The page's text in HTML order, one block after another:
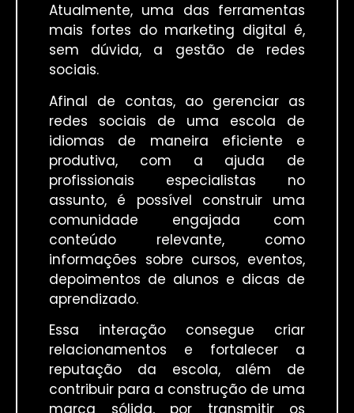
Atualmente, uma das ferramentas
mais fortes do marketing digital é,
sem dúvida, a gestão de redes
sociais.
Afinal de contas, ao gerenciar as
redes sociais de uma escola de
idiomas de maneira eficiente e
produtiva, com a ajuda de
profissionais especialistas no
assunto, é possível construir uma
comunidade engajada com
conteúdo relevante, como
informações sobre cursos, eventos,
depoimentos de alunos e dicas de
aprendizado.
Essa interação consegue criar
relacionamentos e fortalecer a
reputação da escola, além de
contribuir para a construção de uma